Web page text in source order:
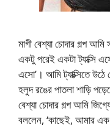
মাগী বেশ্যা চোদার গল্প আমি
একটু পরেই একটা ট্যাক্সি
এসো’। আমি ট্যাক্সিতে
হলুদ রঙের পাতলা শাড়ি
বেশ্যা চোদার গল্প আমি
বললেন, ‘কাছেই, আমার